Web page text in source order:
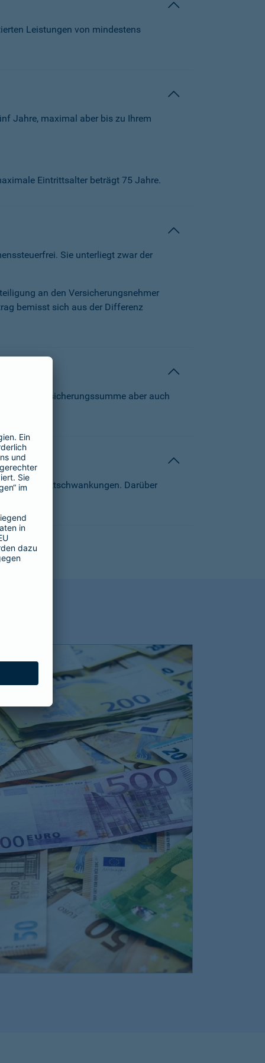
Leistungen von mindestens
Jahre, maximal aber bis zu Ihrem
Eintrittsalter beträgt 75 Jahre.
Sie unterliegt zwar der
an den Versicherungsnehmer
bemisst sich aus der Differenz
die Versicherungssumme aber auch
Darüber